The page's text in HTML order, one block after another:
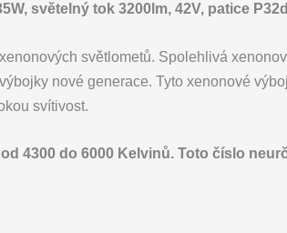
světelný tok 3200lm, 42V, patice
světlometů. Spolehlivá
nové generace. Tyto xenonové
svítivost.
4300 do 6000 Kelvinů. Toto číslo